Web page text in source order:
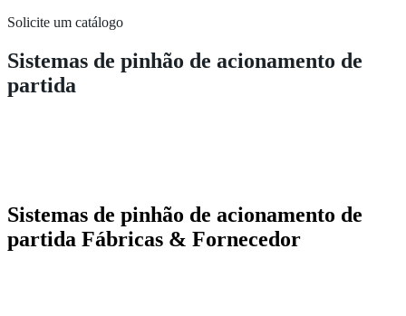
Solicite um catálogo
Sistemas de pinhão de acionamento de
partida
Sistemas de pinhão de acionamento de
partida Fábricas & Fornecedor